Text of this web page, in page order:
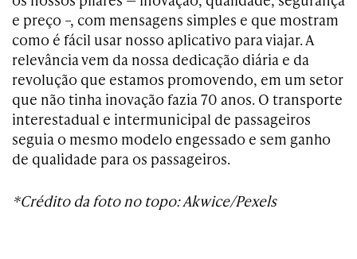
e preço –, com mensagens simples e que mostram
como é fácil usar nosso aplicativo para viajar. A
relevância vem da nossa dedicação diária e da
revolução que estamos promovendo, em um setor
que não tinha inovação fazia 70 anos. O transporte
interestadual e intermunicipal de passageiros
seguia o mesmo modelo engessado e sem ganho
de qualidade para os passageiros.
*Crédito da foto no topo: Akwice/Pexels